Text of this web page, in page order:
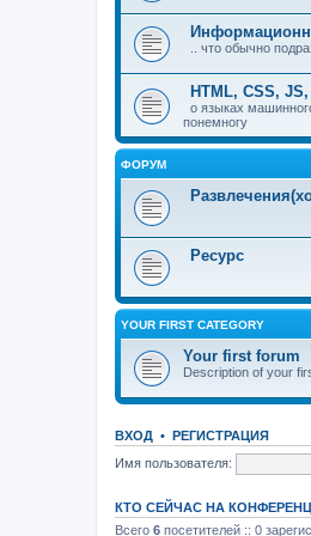
.. что обычно
HTML, CSS,
о языках
понемногу
ФОРУМ
Ресурс
YOUR FIRST CATEGORY
Your first forum
Description of your
ВХОД • РЕГИСТРАЦИЯ
Имя пользователя:
КТО СЕЙЧАС НА
Всего 6 посетителей :: 0